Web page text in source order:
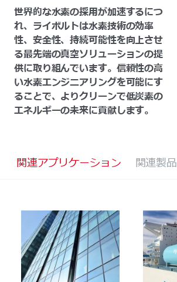
世界的な水素の採用が加速するにつ
れ、ライボルトは水素技術の効率
性、安全性、持続可能性を向上させ
る最先端の真空ソリューションの提
供に取り組んでいます。信頼性の高
い水素エンジニアリングを可能にす
ることで、よりクリーンで低炭素の
エネルギーの未来に貢献します。
関連アプリケーション 関連製品